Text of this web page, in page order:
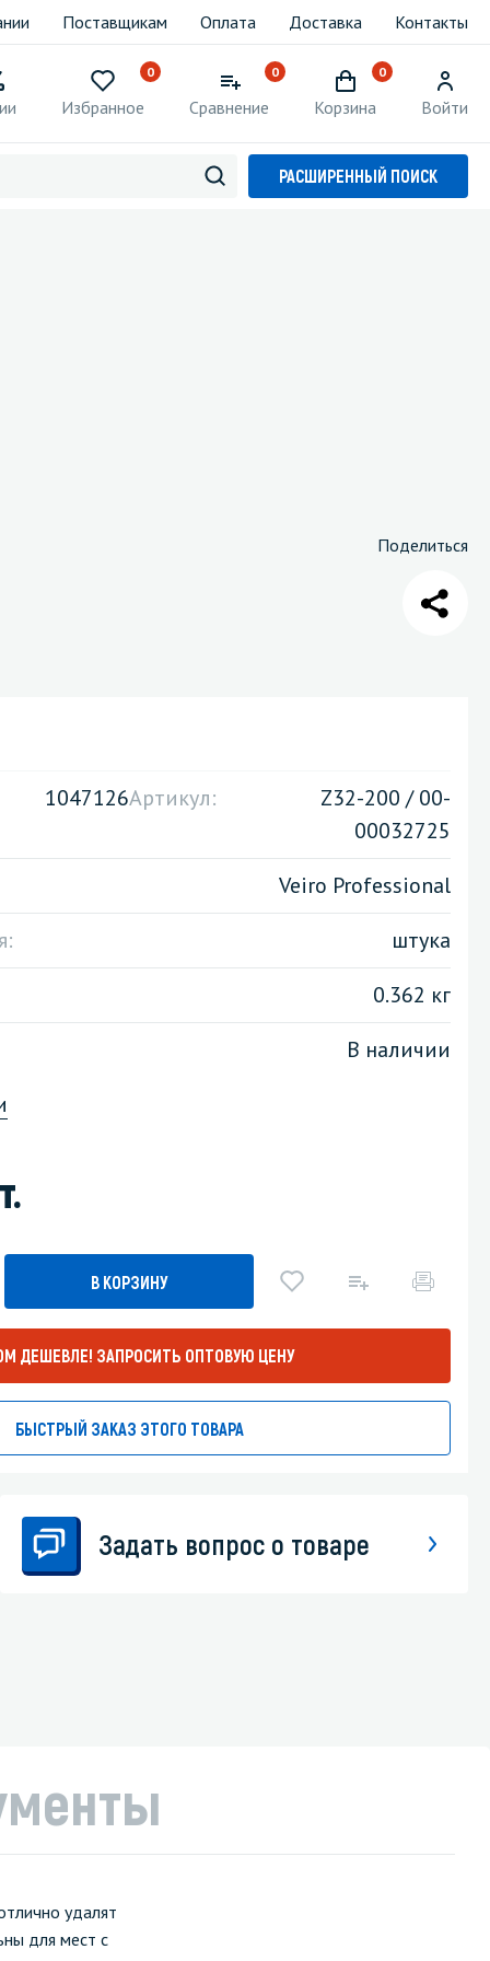
Поставщикам Оплата Доставка Контакты
0
Избранное
0
Сравнение
0
Корзина Войти
машин
РАСШИРЕННЫЙ ПОИСК
Поделиться
1047126Артикул:
Z32-200 / 00-
00032725
Veiro Professional
штука
0.362 кг
В наличии
В КОРЗИНУ
ДЕШЕВЛЕ! ЗАПРОСИТЬ ОПТОВУЮ ЦЕНУ
БЫСТРЫЙ ЗАКАЗ ЭТОГО ТОВАРА
Задать вопрос о товаре
удалят
для мест с